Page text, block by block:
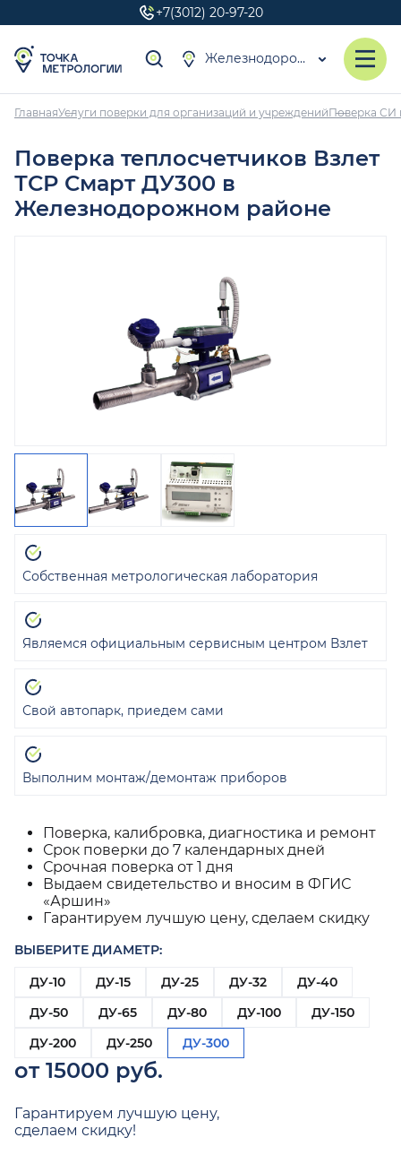
+7(3012) 20-97-20
Железнодорожный район
ГлавнаяУслуги поверки для организаций и учрежденийПоверка СИ
Поверка теплосчетчиков Взлет
ТСР Смарт ДУ300 в
Железнодорожном районе
Поверка, калибровка, диагностика и ремонт
Срок поверки до 7 календарных дней
Срочная поверка от 1 дня
Выдаем свидетельство и вносим в ФГИС
«Аршин»
Гарантируем лучшую цену, сделаем скидку
ВЫБЕРИТЕ ДИАМЕТР:
ДУ-10
ДУ-15 ДУ-25 ДУ-32
ДУ-40
ДУ-50
ДУ-65 ДУ-80 ДУ-100
ДУ-150
ДУ-200
ДУ-250 ДУ-300
от 15000 руб.
Гарантируем лучшую цену,
сделаем скидку!
Собственная метрологическая лаборатория
Являемся официальным сервисным центром Взлет
Свой автопарк, приедем сами
Выполним монтаж/демонтаж приборов